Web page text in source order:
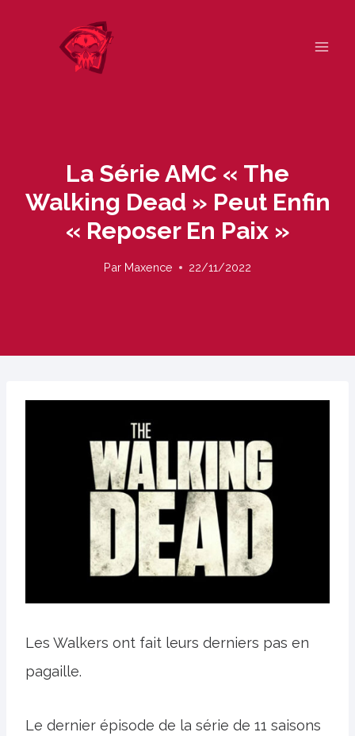
La Série AMC « The
Walking Dead » Peut Enfin
« Reposer En Paix »
Par Maxence 22/11/2022
Les Walkers ont fait leurs derniers pas en
pagaille.
Le dernier épisode de la série de 11 saisons